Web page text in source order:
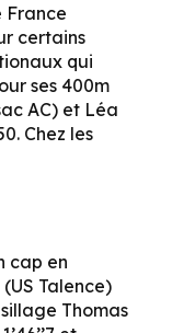
France
certains
qui
ses 400m
AC) et Léa
Chez les
cap en
Talence)
Thomas